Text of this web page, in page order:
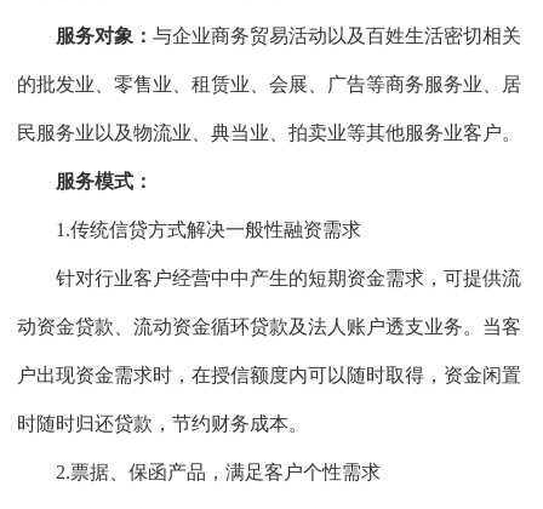
服务对象：与企业商务贸易活动以及百姓生活密切相关
的批发业、零售业、租赁业、会展、广告等商务服务业、居
民服务业以及物流业、典当业、拍卖业等其他服务业客户。
服务模式：
1.传统信贷方式解决一般性融资需求
针对行业客户经营中中产生的短期资金需求，可提供流
动资金贷款、流动资金循环贷款及法人账户透支业务。当客
户出现资金需求时，在授信额度内可以随时取得，资金闲置
时随时归还贷款，节约财务成本。
2.票据、保函产品，满足客户个性需求